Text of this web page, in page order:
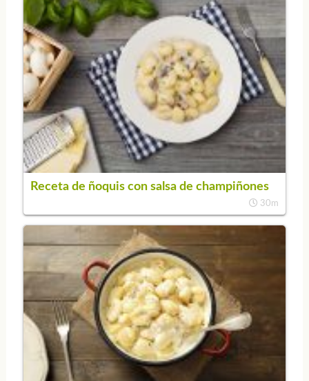
Receta de ñoquis con salsa de champiñones
30m